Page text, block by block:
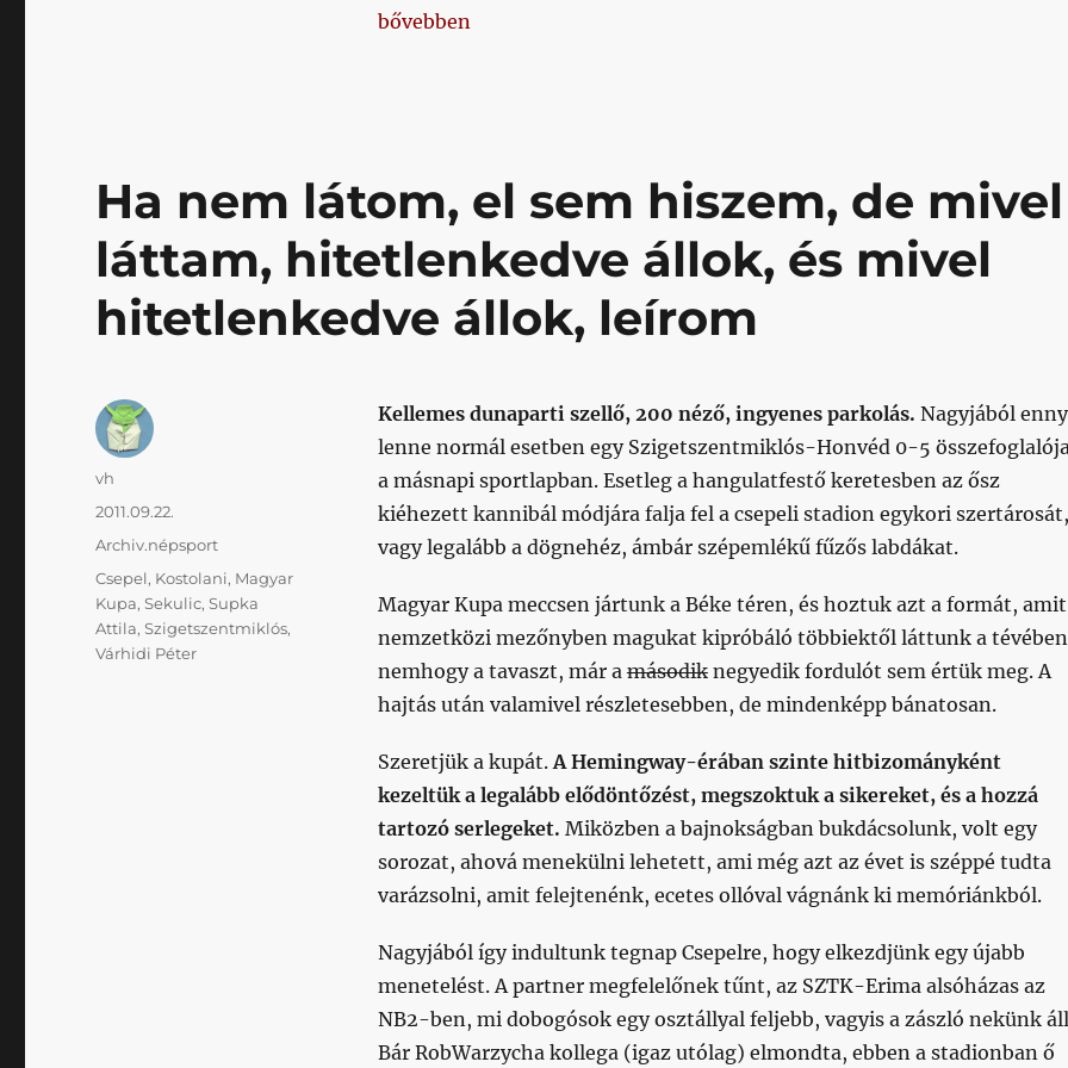
„Honvéd – Szigetszentmiklós @ Bozsik”
bővebben
Ha nem látom, el sem hiszem, de mivel
láttam, hitetlenkedve állok, és mivel
hitetlenkedve állok, leírom
Kellemes dunaparti szellő, 200 néző, ingyenes parkolás. Nagyjából
lenne normál esetben egy Szigetszentmiklós-Honvéd 0-5
a másnapi sportlapban. Esetleg a hangulatfestő keretesben az ősz
kiéhezett kannibál módjára falja fel a csepeli stadion egykori szertárosát,
vagy legalább a dögnehéz, ámbár szépemlékű fűzős labdákat.
Magyar Kupa meccsen jártunk a Béke téren, és hoztuk azt a formát,
nemzetközi mezőnyben magukat kipróbáló többiektől láttunk a
nemhogy a tavaszt, már a másodiknegyedik fordulót sem értük meg. A
hajtás után valamivel részletesebben, de mindenképp bánatosan.
Szeretjük a kupát.A Hemingway-érában szinte hitbizományként
kezeltük a legalább elődöntőzést, megszoktuk a sikereket, és a hozzá
tartozó serlegeket. Miközben a bajnokságban bukdácsolunk, volt egy
sorozat, ahová menekülni lehetett, ami még azt az évet is széppé tudta
varázsolni, amit felejtenénk, ecetes ollóval vágnánk ki memóriánkból.
Nagyjából így indultunk tegnap Csepelre, hogy elkezdjünk egy újabb
menetelést. A partner megfelelőnek tűnt, az SZTK-Erima alsóházas az
NB2-ben, mi dobogósok egy osztállyal feljebb, vagyis a zászló nekünk
Bár RobWarzycha kollega (igaz utólag) elmondta, ebben a stadionban ő
Szerző
vh
Közzétéve
2011.09.22.
Kategória
Archiv.népsport
Címke
Csepel, Kostolani, Magyar
Kupa,Sekulic,Supka
Attila,Szigetszentmiklós,
Várhidi Péter